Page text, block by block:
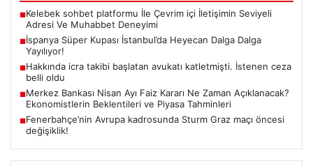
■Kelebek sohbet platformu İle Çevrim içi İletişimin Seviyeli
Adresi Ve Muhabbet Deneyimi
■İspanya Süper Kupası İstanbul’da Heyecan Dalga Dalga
Yayılıyor!
■Hakkında icra takibi başlatan avukatı katletmişti. İstenen ceza
belli oldu
■Merkez Bankası Nisan Ayı Faiz Kararı Ne Zaman Açıklanacak?
Ekonomistlerin Beklentileri ve Piyasa Tahminleri
■Fenerbahçe’nin Avrupa kadrosunda Sturm Graz maçı öncesi
değişiklik!